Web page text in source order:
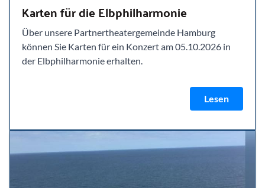
Karten für die Elbphilharmonie
Über unsere Partnertheatergemeinde Hamburg
können Sie Karten für ein Konzert am 05.10.2026 in
der Elbphilharmonie erhalten.
Lesen